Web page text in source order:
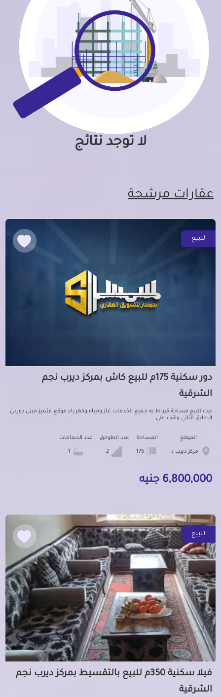
لا توجد نتائج
عقارات مرشحة
للبيع
دور سكنية 175م للبيع كاش بمركز ديرب نجم
الشرقية
بيت للبيع مساحة قيراط به جميع الخدمات غاز ومياه وكهرباء موقع متميز مبنى دورين
الطابق الثاني واقف على...
الموقع
مركز ديرب نجم
المساحة عدد الطوابق عدد الحمامات
6,800,000 جنيه
للبيع
فيلا سكنية 350م للبيع بالتقسيط بمركز ديرب نجم
الشرقية